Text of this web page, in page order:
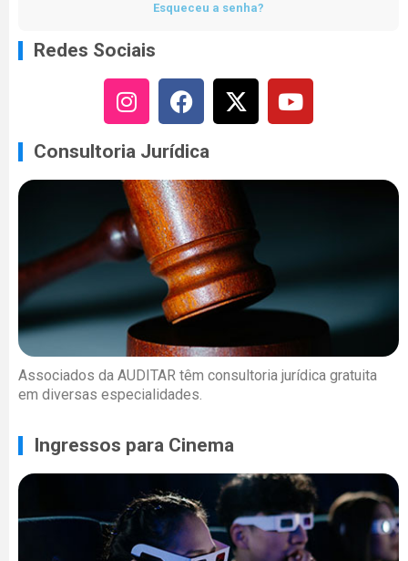
Esqueceu a senha?
Redes Sociais
Consultoria Jurídica
Associados da AUDITAR têm consultoria jurídica gratuita
em diversas especialidades.
Ingressos para Cinema